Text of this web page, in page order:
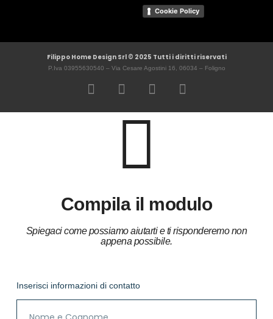
Cookie Policy
Filippo Home Design Srl © 2025 Tutti i diritti riservati
P.Iva 03955630540 – Via Cesare Agostini 16, 06034 – Foligno
Compila il modulo
Spiegaci come possiamo aiutarti e ti risponderemo non
appena possibile.
Inserisci informazioni di contatto